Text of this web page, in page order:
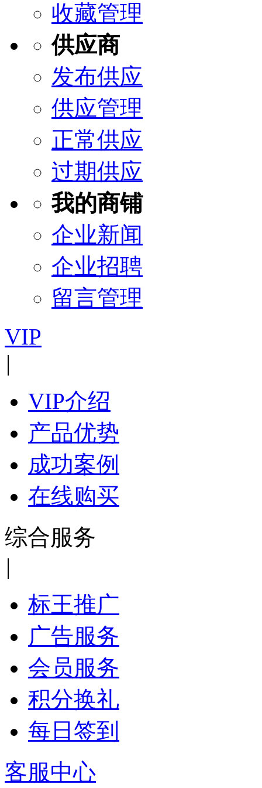
收藏管理
供应商
发布供应
供应管理
正常供应
过期供应
我的商铺
企业新闻
企业招聘
留言管理
VIP
|
VIP介绍
产品优势
成功案例
在线购买
综合服务
|
标王推广
广告服务
会员服务
积分换礼
每日签到
客服中心